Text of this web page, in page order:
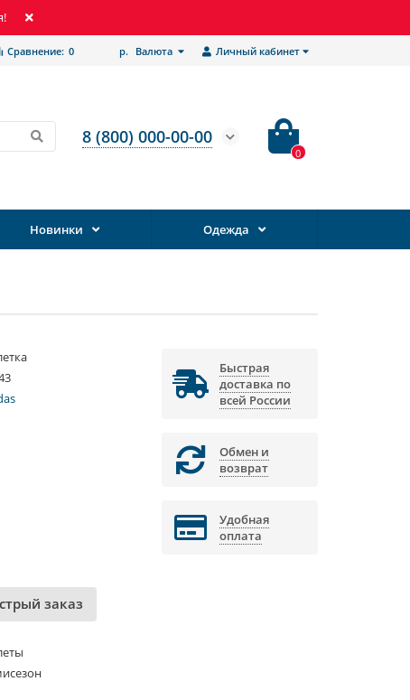
Личный кабинет
р. Валюта
Сравнение: 0
8 (800) 000-00-00
0
Новинки Одежда
заказ
Быстрая
доставка по
всей России
Обмен и
возврат
Удобная
оплата